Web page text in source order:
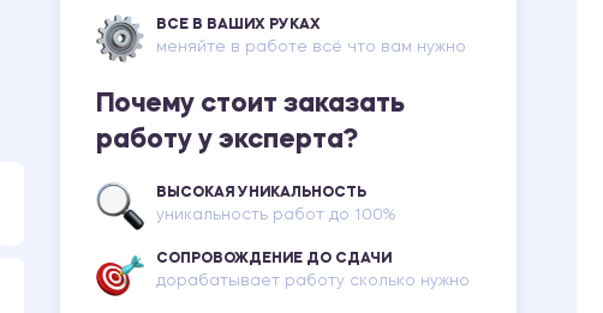
ВСЕ В ВАШИХ РУКАХ
меняйте в работе всё что вам нужно
Почему стоит заказать
работу у эксперта?
ВЫСОКАЯ УНИКАЛЬНОСТЬ
уникальность работ до 100%
СОПРОВОЖДЕНИЕ ДО СДАЧИ
дорабатывает работу сколько нужно